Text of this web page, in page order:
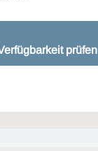
prüfen